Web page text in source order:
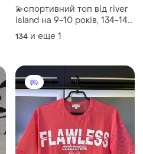
💫спортивний топ від river
island на 9-10 років, 134-140
см.
134 и еще 1